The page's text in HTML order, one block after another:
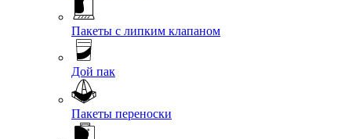
Пакеты с липким клапаном
Дой пак
Пакеты переноски